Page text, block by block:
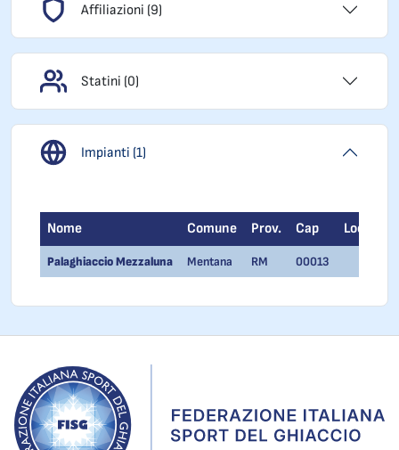
Affiliazioni (9)
Statini (0)
Impianti (1)
Nome Comune Prov. Cap Località
Palaghiaccio Mezzaluna Mentana RM 00013